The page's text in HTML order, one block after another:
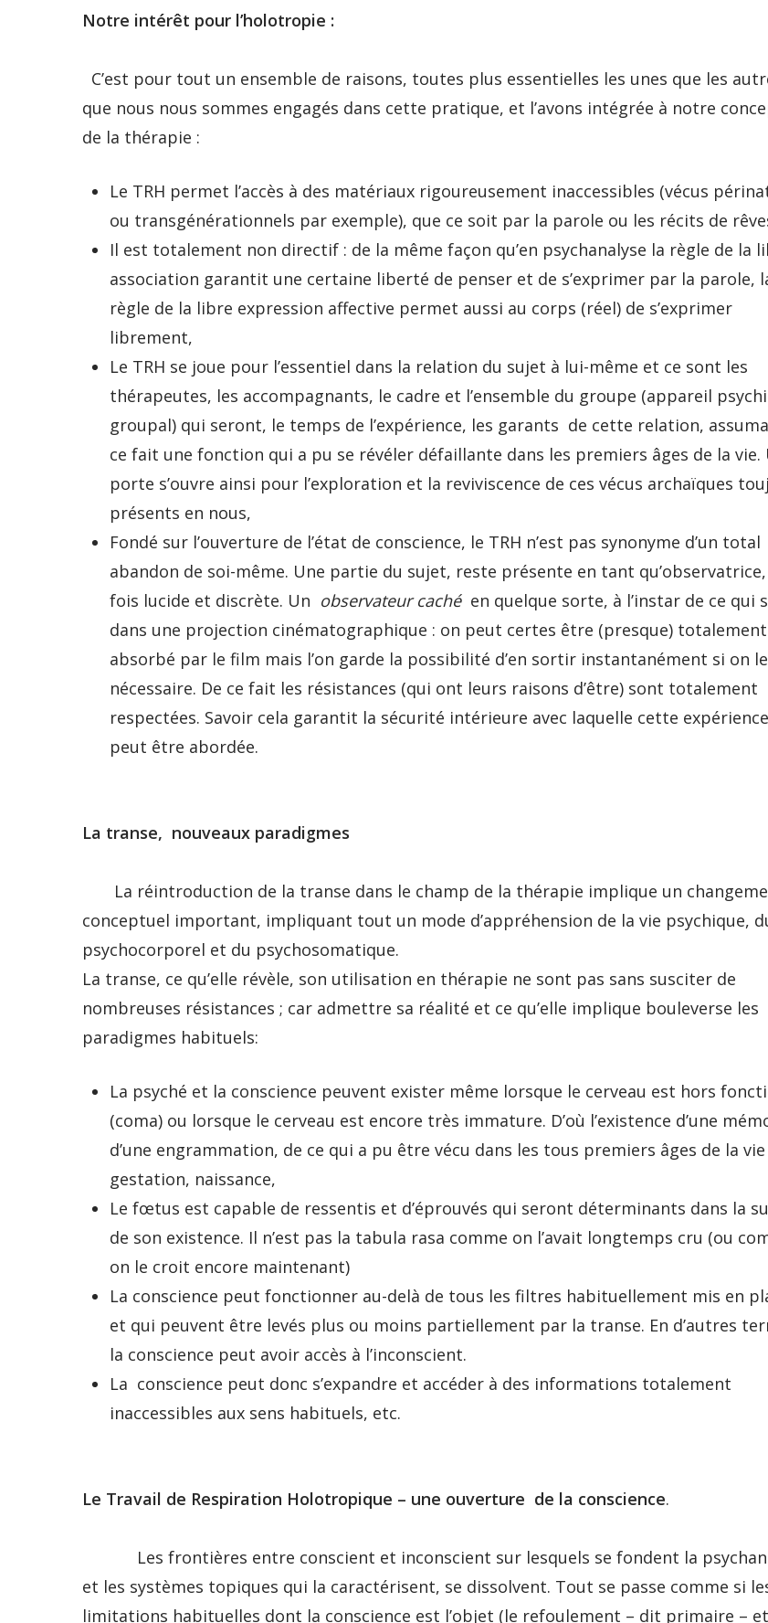
Notre intérêt pour l’holotropie :
C’est pour tout un ensemble de raisons, toutes plus essentielles les unes que les
que nous nous sommes engagés dans cette pratique, et l’avons intégrée à notre
de la thérapie :
Le TRH permet l’accès à des matériaux rigoureusement inaccessibles (vécus
ou transgénérationnels par exemple), que ce soit par la parole ou les récits de
Il est totalement non directif : de la même façon qu’en psychanalyse la règle de la
association garantit une certaine liberté de penser et de s’exprimer par la parole,
règle de la libre expression affective permet aussi au corps (réel) de s’exprimer
librement,
Le TRH se joue pour l’essentiel dans la relation du sujet à lui-même et ce sont les
thérapeutes, les accompagnants, le cadre et l’ensemble du groupe (appareil
groupal) qui seront, le temps de l’expérience, les garants de cette relation,
ce fait une fonction qui a pu se révéler défaillante dans les premiers âges de la vie.
porte s’ouvre ainsi pour l’exploration et la reviviscence de ces vécus archaïques
présents en nous,
Fondé sur l’ouverture de l’état de conscience, le TRH n’est pas synonyme d’un total
abandon de soi-même. Une partie du sujet, reste présente en tant
fois lucide et discrète. Un observateur caché en quelque sorte, à l’instar de ce qui
dans une projection cinématographique : on peut certes être (presque) totalement
absorbé par le film mais l’on garde la possibilité d’en sortir instantanément si on
nécessaire. De ce fait les résistances (qui ont leurs raisons d’être) sont totalement
respectées. Savoir cela garantit la sécurité intérieure avec laquelle cette expérience
peut être abordée.
La transe, nouveaux paradigmes
La réintroduction de la transe dans le champ de la thérapie implique un
conceptuel important, impliquant tout un mode d’appréhension de la vie psychique,
psychocorporel et du psychosomatique.
La transe, ce qu’elle révèle, son utilisation en thérapie ne sont pas sans susciter de
nombreuses résistances ; car admettre sa réalité et ce qu’elle implique bouleverse les
paradigmes habituels:
La psyché et la conscience peuvent exister même lorsque le cerveau est hors
(coma) ou lorsque le cerveau est encore très immature. D’où l’existence d’une
d’une engrammation, de ce qui a pu être vécu dans les tous premiers âges de la vie
gestation, naissance,
Le fœtus est capable de ressentis et d’éprouvés qui seront déterminants dans la
de son existence. Il n’est pas la tabula rasa comme on l’avait longtemps cru (ou
on le croit encore maintenant)
La conscience peut fonctionner au-delà de tous les filtres habituellement mis en
et qui peuvent être levés plus ou moins partiellement par la transe. En d’autres
la conscience peut avoir accès à l’inconscient.
La conscience peut donc s’expandre et accéder à des informations totalement
inaccessibles aux sens habituels, etc.
Le Travail de Respiration Holotropique – une ouverture de la conscience.
Les frontières entre conscient et inconscient sur lesquels se fondent la
et les systèmes topiques qui la caractérisent, se dissolvent. Tout se passe comme si
limitations habituelles dont la conscience est l’objet (le refoulement – dit primaire –